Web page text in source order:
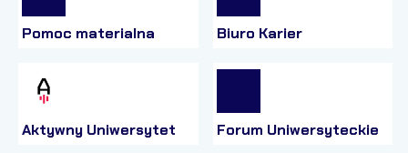
Pomoc materialna Biuro Karier
Aktywny Uniwersytet Forum Uniwersyteckie